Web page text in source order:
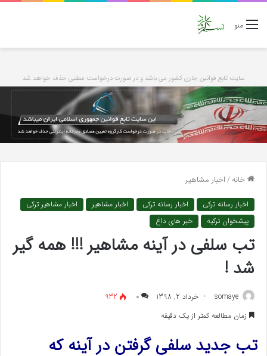
منو
سایت تابع قوانین جاری کشور می باشد و در صورت درخواست مطلبی حذف خواهد شد
خانه/اخبار مشاهیر
اخبار رسانه ترکی اخبار رسانه ترکی اخبار مشاهیر
اخبار مشاهیر ترکی
پیشخوان ترکیه
خبر های داغ
تب سلفی در آینه مشاهیر !!! همه گیر
شد !
somaye خرداد 2, 1398 ۰
932
زمان مطالعه کمتر از یک دقیقه
تب جدید سلفی گرفتن در آینه که